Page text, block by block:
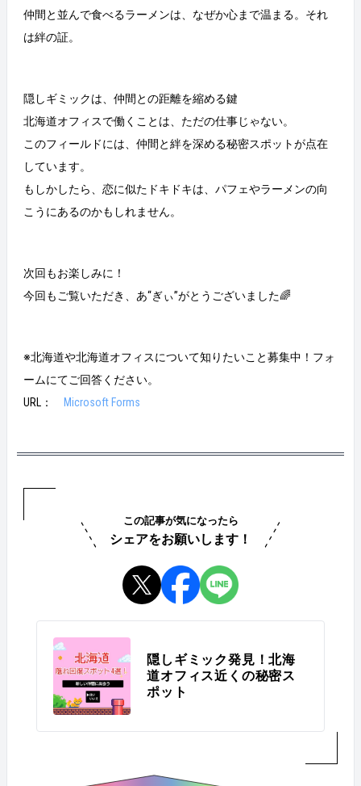
仲間と並んで食べるラーメンは、なぜか心まで温まる。それ
は絆の証。
隠しギミックは、仲間との距離を縮める鍵
北海道オフィスで働くことは、ただの仕事じゃない。
このフィールドには、仲間と絆を深める秘密スポットが点在
しています。
もしかしたら、恋に似たドキドキは、パフェやラーメンの向
こうにあるのかもしれません。
次回もお楽しみに！
今回もご覧いただき、あ“ぎぃ”がとうございました🌈
※北海道や北海道オフィスについて知りたいこと募集中！フォ
ームにてご回答ください。
URL：
Microsoft Forms
この記事が気になったら
シェアをお願いします！
隠しギミック発見！北海
道オフィス近くの秘密ス
ポット